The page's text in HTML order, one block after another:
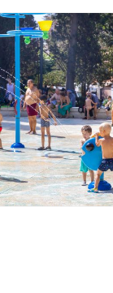
Comptes
Pública
Serveis i Tràmits